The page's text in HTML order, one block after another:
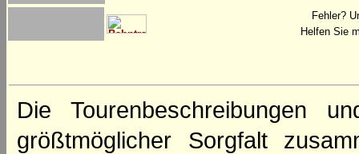
Fehler?
Helfen Sie
Die Tourenbeschreibungen
größtmöglicher Sorgfalt